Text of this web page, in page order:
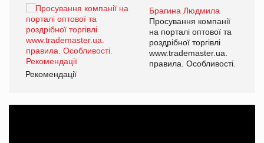
Брагина Людмила
Просування компанії
на порталі оптової та
роздрібної торгівлі
www.trademaster.ua.
правила. Особливості.
Рекомендації